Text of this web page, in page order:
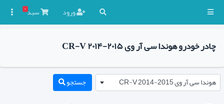
ورود سبد۰
چادر خودرو هوندا سی آر وی CR-V ۲۰۱۴-۲۰۱۵
هوندا سی آر وی CR-V 2014-2015 جستجو